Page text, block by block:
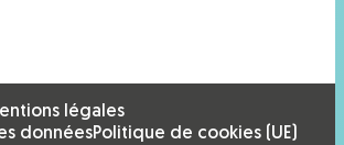
légales
donnéesPolitique de cookies (UE)